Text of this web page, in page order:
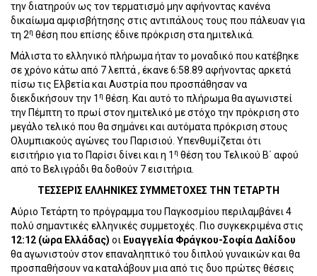
την διατηρούν ως τον τερματισμό μην αφήνοντας κανένα
δικαίωμα αμφισβήτησης στις αντιπάλους τους που πάλευαν για
τη 2η θέση που επίσης έδινε πρόκριση στα ημιτελικά.
Μάλιστα το ελληνικό πλήρωμα ήταν το μοναδικό που κατέβηκε
σε χρόνο κάτω από 7 λεπτά , έκανε 6:58.89 αφήνοντας αρκετά
πίσω τις Ελβετία και Αυστρία που προσπάθησαν να
διεκδικήσουν την 1 η θέση. Και αυτό το πλήρωμα θα αγωνιστεί
την Πέμπτη το πρωί στον ημιτελικό με στόχο την πρόκριση στο
μεγάλο τελικό που θα σημάνει και αυτόματα πρόκριση στους
Ολυμπιακούς αγώνες του Παρισιού. Υπενθυμίζεται ότι
εισιτήριο για το Παρίσι δίνει και η 1 η θέση του Τελικού Β΄ αφού
από το Βελιγράδι θα δοθούν 7 εισιτήρια.
ΤΕΣΣΕΡΙΣ ΕΛΛΗΝΙΚΕΣ ΣΥΜΜΕΤΟΧΕΣ ΤΗΝ ΤΕΤΑΡΤΗ
Αύριο Τετάρτη το πρόγραμμα του Παγκοσμίου περιλαμβάνει 4
πολύ σημαντικές ελληνικές συμμετοχές. Πιο συγκεκριμένα στις
12:12 (ώρα Ελλάδας) οι Ευαγγελία Φράγκου-Σοφία Δαλίδου
θα αγωνιστούν στον επαναληπτικό του διπλού γυναικών και θα
προσπαθήσουν να καταλάβουν μια από τις δυο πρώτες θέσεις